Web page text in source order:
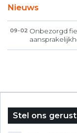
Nieuws
09-02 Onbezorgd
Stel ons